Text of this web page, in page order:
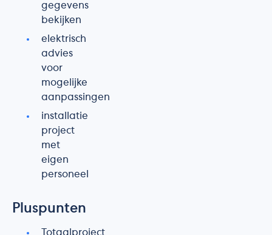
gegevens
bekijken
elektrisch
advies
voor
mogelijke
aanpassingen
installatie
project
met
eigen
personeel
Pluspunten
Totaalproject